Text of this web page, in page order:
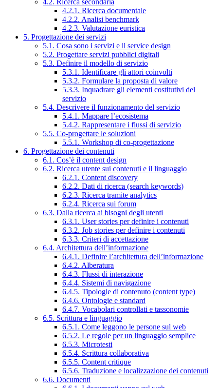
4.2. Ricerca secondaria
4.2.1. Ricerca documentale
4.2.2. Analisi benchmark
4.2.3. Valutazione euristica
5. Progettazione dei servizi
5.1. Cosa sono i servizi e il service design
5.2. Progettare servizi pubblici digitali
5.3. Definire il modello di servizio
5.3.1. Identificare gli attori coinvolti
5.3.2. Formulare la proposta di valore
5.3.3. Inquadrare gli elementi costitutivi del
servizio
5.4. Descrivere il funzionamento del servizio
5.4.1. Mappare l’ecosistema
5.4.2. Rappresentare i flussi di servizio
5.5. Co-progettare le soluzioni
5.5.1. Workshop di co-progettazione
6. Progettazione dei contenuti
6.1. Cos’è il content design
6.2. Ricerca utente sui contenuti e il linguaggio
6.2.1. Content discovery
6.2.2. Dati di ricerca (search keywords)
6.2.3. Ricerca tramite analytics
6.2.4. Ricerca sui forum
6.3. Dalla ricerca ai bisogni degli utenti
6.3.1. User stories per definire i contenuti
6.3.2. Job stories per definire i contenuti
6.3.3. Criteri di accettazione
6.4. Architettura dell’informazione
6.4.1. Definire l’architettura dell’informazione
6.4.2. Alberatura
6.4.3. Flussi di interazione
6.4.4. Sistemi di navigazione
6.4.5. Tipologie di contenuto (content type)
6.4.6. Ontologie e standard
6.4.7. Vocabolari controllati e tassonomie
6.5. Scrittura e linguaggio
6.5.1. Come leggono le persone sul web
6.5.2. Le regole per un linguaggio semplice
6.5.3. Microtesti
6.5.4. Scrittura collaborativa
6.5.5. Content critique
6.5.6. Traduzione e localizzazione dei contenuti
6.6. Documenti